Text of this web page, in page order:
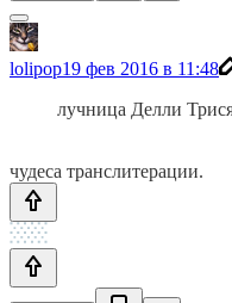
lolipop19 фев 2016 в 11:48
лучница Делли
чудеса транcлитерации.